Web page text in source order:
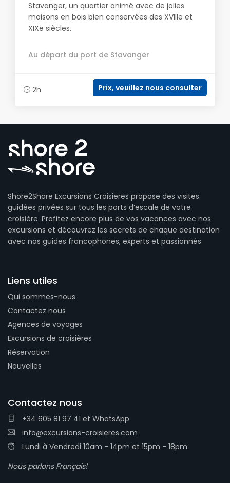
Stavanger, un quartier animé avec de jolies
maisons en bois bien conservées des XVIIIe et
XIXe siècles.
Au départ du port de Stavanger
2h Prix, veuillez nous consulter
Shore2Shore Excursions Croisieres propose des visites
guidées privées sur tous les ports d’escale de votre
croisière. Profitez encore plus de vos vacances avec nos
excursions et découvrez les secrets de chaque destination
avec nos guides francophones, experts et passionnés
Liens utiles
Qui sommes-nous
Contactez nous
Agences de voyages
Excursions de croisières
Réservation
Nouvelles
Contactez nous
+34 605 81 97 41 et WhatsApp
info@excursions-croisieres.com
Lundi à Vendredi 10am - 14pm et 15pm - 18pm
Nous parlons Français!